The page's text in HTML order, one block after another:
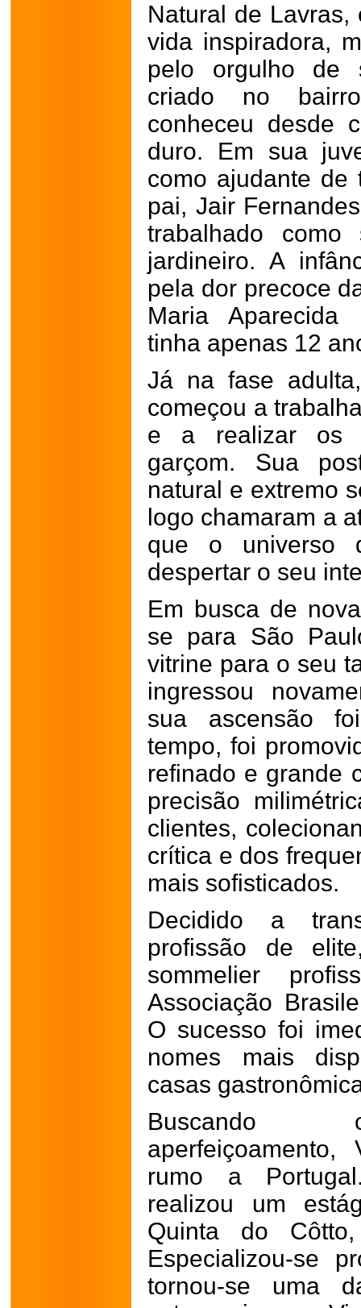
Natural de
vida inspiradora,
pelo orgulho de
criado no
conheceu desde
duro. Em sua
como ajudante
pai, Jair
trabalhado
jardineiro. A
pela dor precoce
Maria Aparecida
tinha apenas 12
Já na fase
começou a
e a realizar os
garçom. Sua
natural e extremo
logo chamaram a
que o universo
despertar o seu
Em busca de
se para São
vitrine para o seu
ingressou
sua ascensão
tempo, foi
refinado e grande
precisão
clientes,
crítica e dos
mais sofisticados.
Decidido a
profissão de
sommelier
Associação
O sucesso foi
nomes mais
casas
Buscando
rumo a
realizou um
Quinta do
Especializou-se
tornou-se uma